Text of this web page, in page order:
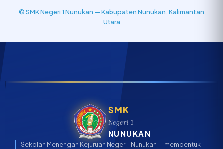
© SMK Negeri 1 Nunukan — Kabupaten Nunukan, Kalimantan
Utara
SMK
Negeri 1
NUNUKAN
Sekolah Menengah Kejuruan Negeri 1 Nunukan — membentuk